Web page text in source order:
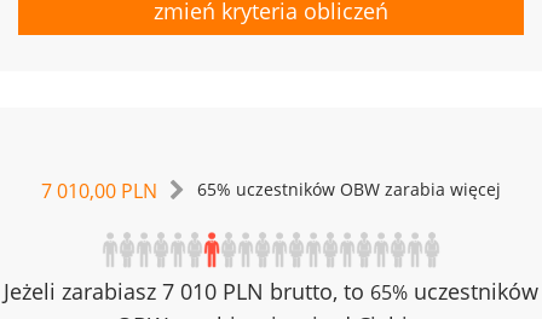
zmień kryteria obliczeń
7 010,00 PLN 65% uczestników OBW zarabia więcej
Jeżeli zarabiasz 7 010 PLN brutto, to 65% uczestników